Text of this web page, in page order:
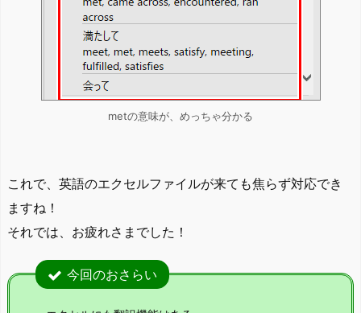
metの意味が、めっちゃ分かる
これで、英語のエクセルファイルが来ても焦らず対応でき
ますね！
それでは、お疲れさまでした！
今回のおさらい